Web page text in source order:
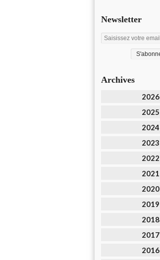
Newsletter
Archives
2026
2025
2024
2023
2022
2021
2020
2019
2018
2017
2016